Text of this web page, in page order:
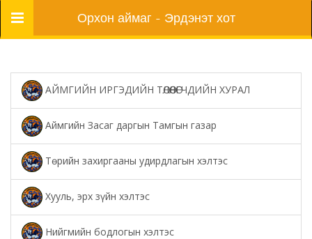
Цэс Орхон аймаг - Эрдэнэт хот
АЙМГИЙН ИРГЭДИЙН ТӨЛӨӨЛӨГЧДИЙН ХУРАЛ
Аймгийн Засаг даргын Тамгын газар
Төрийн захиргааны удирдлагын хэлтэс
Хууль, эрх зүйн хэлтэс
Нийгмийн бодлогын хэлтэс